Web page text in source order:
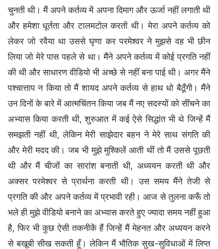
चुनती थी। मैं अपने कर्तव्य में अपना दिमाग और ऊर्जा नहीं लगाती थी
और हमेशा धूर्तता और टालमटोल करती थी। मेरा अपने कर्तव्य को
लेकर जो रवैया था उससे घृणा कर परमेश्वर ने मुझसे वह भी छीन
लिया जो मेरे पास पहले से था। मैंने अपने कर्तव्य में कोई प्रगति नहीं
की थी और साधारण वीडियो भी अच्छे से नहीं बना पाई थी। अगर मैंने
पश्चात्ताप न किया तो मैं शायद अपने कर्तव्य से हाथ धो बैठूँगी। मैंने
उन दिनों के बारे में आत्मचिंतन किया जब मैं नए सदस्यों को सींचने का
अभ्यास किया करती थी, शुरुआत में कई ऐसे सिद्धांत भी थे जिन्हें मैं
समझती नहीं थी, लेकिन मेरी साझेदार बहन ने मेरे साथ संगति की
और मेरी मदद की। जब भी मुझे मुश्किलें आती थीं तो मैं उससे पूछती
थी और मैं चीजों का सारांश बनाती थी, अध्ययन करती थी और
अक्सर परमेश्वर से प्रार्थना करती थी। उस समय मैंने तेजी से
प्रगति की और अपने कर्तव्य में प्रभावी रही। आज से तुलना करूँ तो
भले ही मुझे वीडियो बनाने का अभ्यास करते हुए ज्यादा समय नहीं हुआ
है, फिर भी कुछ ऐसी तकनीकें हैं जिन्हें मैं मेहनत और अध्ययन करने
से बखूबी सीख सकती हूँ। लेकिन मैं भौतिक सुख-सुविधाओं में लिप्त